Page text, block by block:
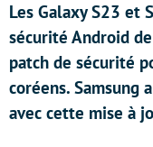
Les Galaxy S23 et
sécurité Android
patch de sécurité
coréens.
avec cette mise à